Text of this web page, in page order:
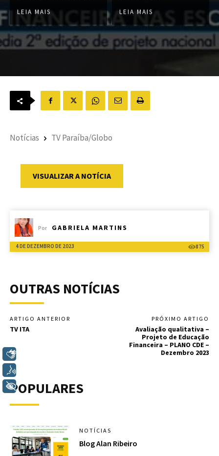
LEIA MAIS LEIA MAIS
Notícias TV Paraíba/Globo
VISUALIZAR A NOTÍCIA
Por GABRIELA MARTINS
4 DE DEZEMBRO DE 2023 875
OUTRAS NOTÍCIAS
ARTIGO ANTERIOR
TV ITA
PRÓXIMO ARTIGO
Avaliação qualitativa –
Projeto de Educação
Financeira – PLANO CDE –
Dezembro 2023
POPULARES
NOTÍCIAS
Blog Alan Ribeiro
+ Acessibilidade